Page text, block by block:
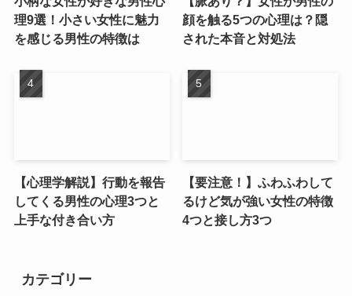
理9選！小さい女性に魅力
を感じる男性の特徴は
顔を触る5つの心理は？隠
された本音と対処法
【心理学解説】行動を報告
してくる男性の心理3つと
上手な付き合い方
【要注意！】ふわふわして
るけど気が強い女性の特徴
4つと接し方3つ
カテゴリー